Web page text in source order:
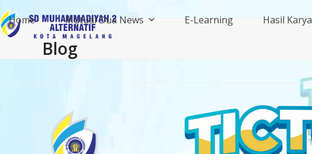
Skip
to
content
Home Mutual Dua News E-Learning Hasil Karya
Blog